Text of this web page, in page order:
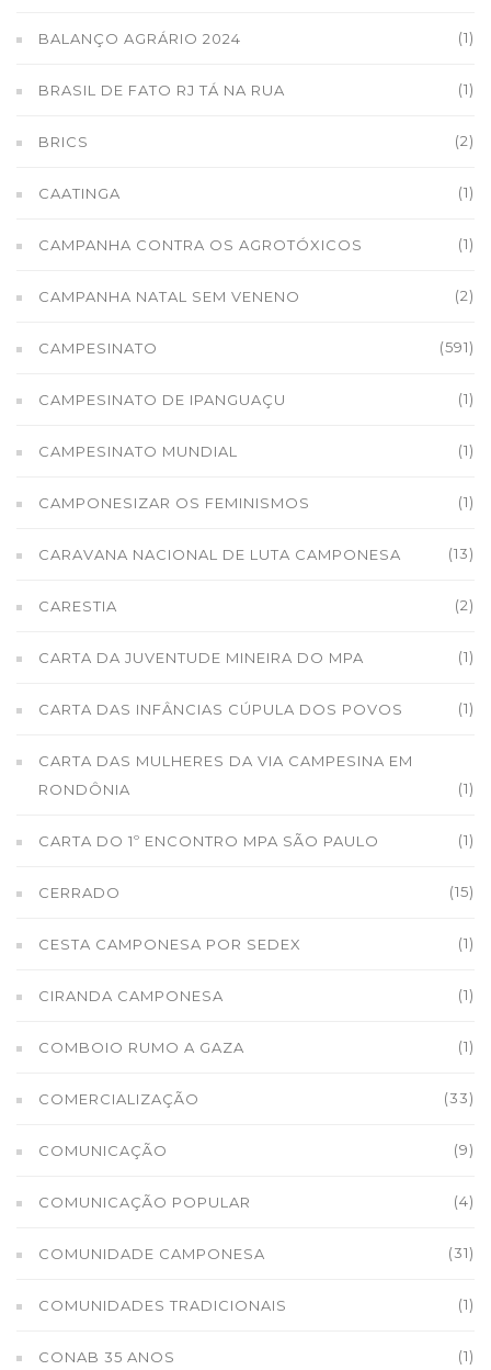
BALANÇO AGRÁRIO 2024 (1)
BRASIL DE FATO RJ TÁ NA RUA (1)
BRICS (2)
CAATINGA (1)
CAMPANHA CONTRA OS AGROTÓXICOS (1)
CAMPANHA NATAL SEM VENENO (2)
CAMPESINATO (591)
CAMPESINATO DE IPANGUAÇU (1)
CAMPESINATO MUNDIAL (1)
CAMPONESIZAR OS FEMINISMOS (1)
CARAVANA NACIONAL DE LUTA CAMPONESA (13)
CARESTIA (2)
CARTA DA JUVENTUDE MINEIRA DO MPA (1)
CARTA DAS INFÂNCIAS CÚPULA DOS POVOS (1)
CARTA DAS MULHERES DA VIA CAMPESINA EM
RONDÔNIA
(1)
CARTA DO 1º ENCONTRO MPA SÃO PAULO (1)
CERRADO (15)
CESTA CAMPONESA POR SEDEX (1)
CIRANDA CAMPONESA (1)
COMBOIO RUMO A GAZA (1)
COMERCIALIZAÇÃO (33)
COMUNICAÇÃO (9)
COMUNICAÇÃO POPULAR (4)
COMUNIDADE CAMPONESA (31)
COMUNIDADES TRADICIONAIS (1)
CONAB 35 ANOS (1)